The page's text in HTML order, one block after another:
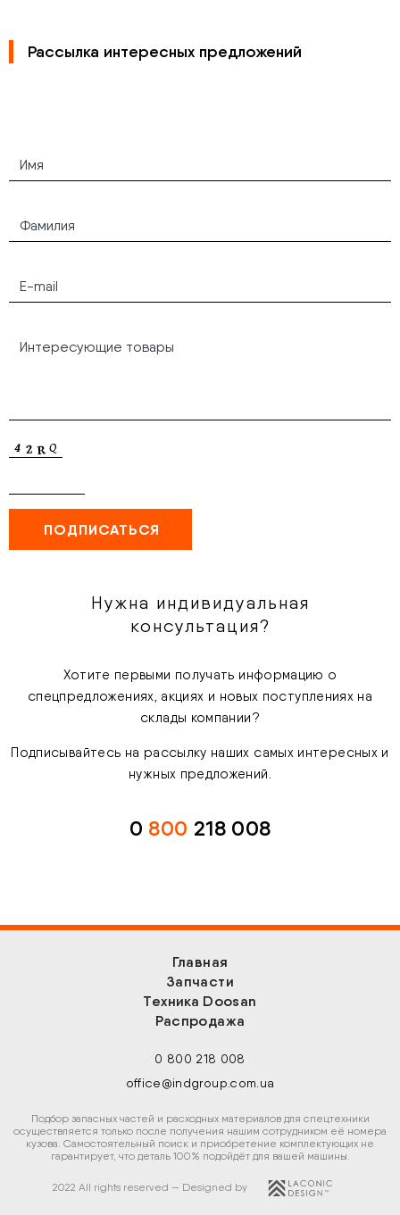
Рассылка интересных предложений
Нужна индивидуальная
консультация?
Хотите первыми получать информацию о
спецпредложениях, акциях и новых поступлениях на
склады компании?
Подписывайтесь на рассылку наших самых интересных и
нужных предложений.
0 800 218 008
Главная
Запчасти
Техника Doosan
Распродажа
0 800 218 008
office@indgroup.com.ua
Подбор запасных частей и расходных материалов для спецтехники
осуществляется только после получения нашим сотрудником её номера
кузова. Самостоятельный поиск и приобретение комплектующих не
гарантирует, что деталь 100% подойдёт для вашей машины.
2022 All rights reserved — Designed by